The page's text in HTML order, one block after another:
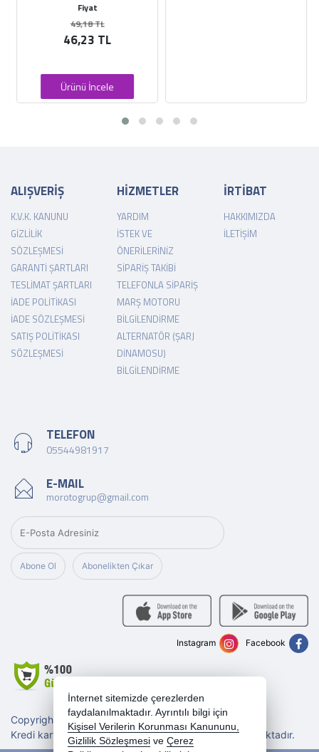
Fiyat
49,18 TL
46,23 TL
Ürünü İncele
ALIŞVERİŞ
K.V.K. KANUNU
GIZLILIK
SÖZLEŞMESI
GARANTI ŞARTLARI
TESLIMAT ŞARTLARI
İADE POLITIKASI
İADE SÖZLEŞMESI
SATIŞ POLITIKASI
SÖZLEŞMESI
HİZMETLER
YARDIM
İSTEK VE
ÖNERILERINIZ
SIPARIŞ TAKIBI
TELEFONLA SIPARIŞ
MARŞ MOTORU
BILGILENDIRME
ALTERNATÖR (ŞARJ
DINAMOSU)
BILGILENDIRME
İRTİBAT
HAKKIMIZDA
İLETIŞIM
TELEFON
05544981917
E-MAIL
morotogrup@gmail.com
Abone Ol Abonelikten Çıkar
Copyright 2026 morotogrup.com - Tüm hakları saklıdır.
Kredi kartı bilgileriniz 256bit SSL sertifikası ile korunmaktadır.
Facebook
Instagram
İnternet sitemizde çerezlerden
faydalanılmaktadır. Ayrıntılı bilgi için
Kişisel Verilerin Korunması Kanununu,
Gizlilik Sözleşmesi ve Çerez